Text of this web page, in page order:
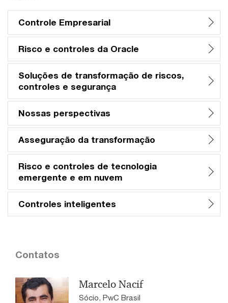
Controle Empresarial
Risco e controles da Oracle
Soluções de transformação de riscos,
controles e segurança
Nossas perspectivas
Asseguração da transformação
Risco e controles de tecnologia
emergente e em nuvem
Controles inteligentes
Contatos
Marcelo Nacif
Sócio, PwC Brasil